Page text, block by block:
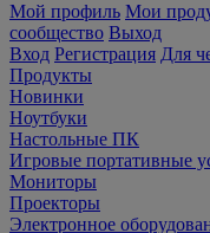
Мой профиль Мои
сообщество Выход
Вход Регистрация Для
Продукты
Новинки
Ноутбуки
Настольные ПК
Игровые портативные
Мониторы
Проекторы
Электронное